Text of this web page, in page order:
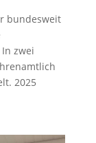
bundesweit
zwei
2025